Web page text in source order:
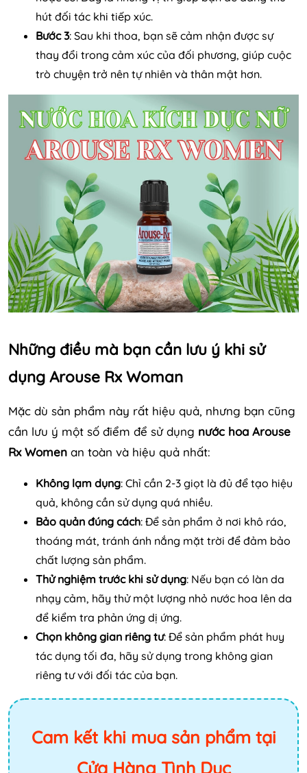
hút đối tác khi tiếp xúc.
Bước 3: Sau khi thoa, bạn sẽ cảm nhận được sự
thay đổi trong cảm xúc của đối phương, giúp cuộc
trò chuyện trở nên tự nhiên và thân mật hơn.
Những điều mà bạn cần lưu ý khi sử
dụng Arouse Rx Woman
Mặc dù sản phẩm này rất hiệu quả, nhưng bạn cũng
cần lưu ý một số điểm để sử dụng nước hoa Arouse
Rx Women an toàn và hiệu quả nhất:
Không lạm dụng: Chỉ cần 2-3 giọt là đủ để tạo hiệu
quả, không cần sử dụng quá nhiều.
Bảo quản đúng cách: Để sản phẩm ở nơi khô ráo,
thoáng mát, tránh ánh nắng mặt trời để đảm bảo
chất lượng sản phẩm.
Thử nghiệm trước khi sử dụng: Nếu bạn có làn da
nhạy cảm, hãy thử một lượng nhỏ nước hoa lên da
để kiểm tra phản ứng dị ứng.
Chọn không gian riêng tư: Để sản phẩm phát huy
tác dụng tối đa, hãy sử dụng trong không gian
riêng tư với đối tác của bạn.
Cam kết khi mua sản phẩm tại
Cửa Hàng Tình Dục